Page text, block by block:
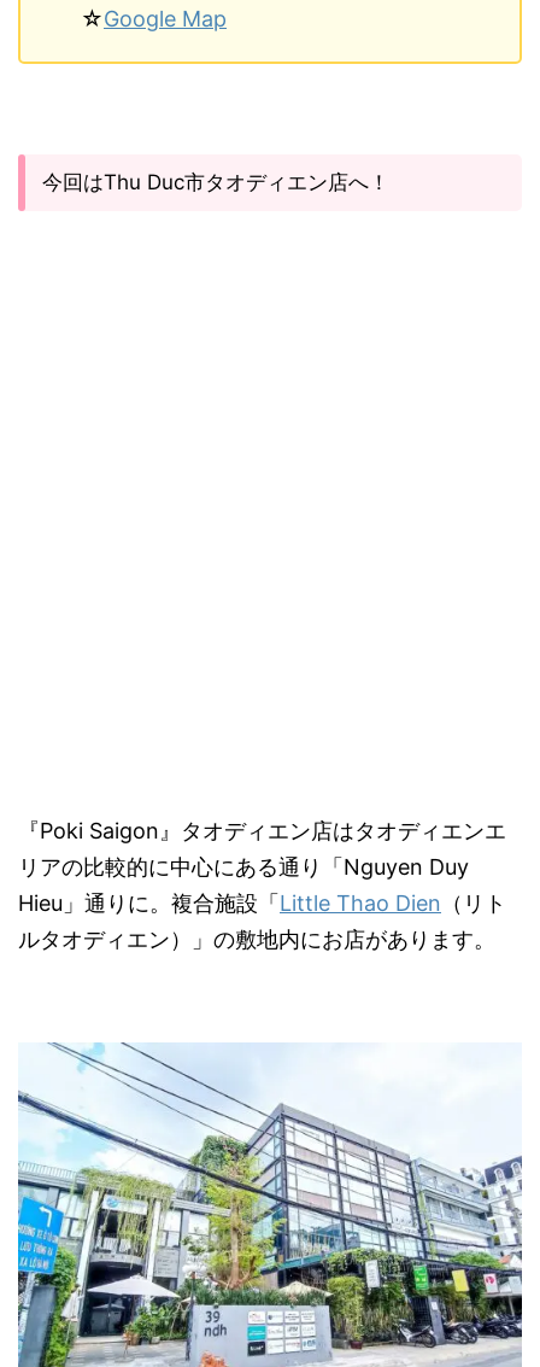
☆Google Map
今回はThu Duc市タオディエン店へ！
『Poki Saigon』タオディエン店はタオディエンエ
リアの比較的に中心にある通り「Nguyen Duy
Hieu」通りに。複合施設「 Little Thao Dien （リト
ルタオディエン）」の敷地内にお店があります。